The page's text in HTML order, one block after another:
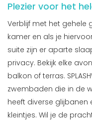
Plezier voor het
Verblijf met het gehele
kamer en als je
suite zijn er aparte
privacy. Bekijk elke
balkon of terras.
zwembaden die in de
heeft diverse
kleintjes. Wil je de